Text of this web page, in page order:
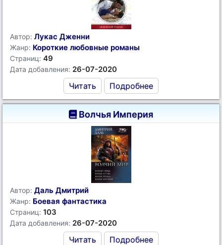
Автор: Лукас Дженни
Жанр: Короткие любовные романы
Страниц: 49
Дата добавления: 26-07-2020
Читать Подробнее
Волчья Империя
Автор: Даль Дмитрий
Жанр: Боевая фантастика
Страниц: 103
Дата добавления: 26-07-2020
Читать Подробнее